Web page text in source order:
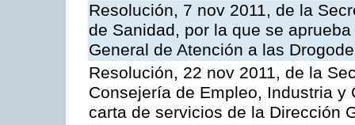
Resolución, 7 nov 2011, de la
de Sanidad, por la que se
General de Atención a las
Resolución, 22 nov 2011, de la
Consejería de Empleo, Industria
carta de servicios de la Dirección